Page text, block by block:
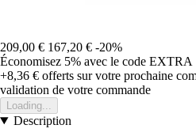
209,00 € 167,20 € -20%
Économisez 5% avec le code EXTRA
+8,36 € offerts sur votre prochaine
validation de votre commande
Loading...
Description